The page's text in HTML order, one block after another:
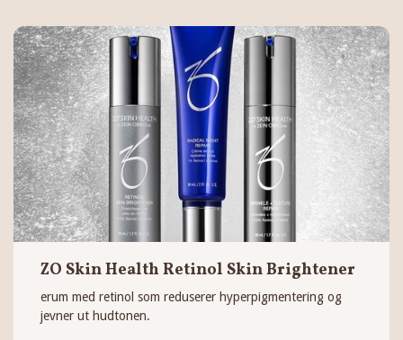
ZO Skin Health Retinol Skin Brightener
erum med retinol som reduserer hyperpigmentering og
jevner ut hudtonen.